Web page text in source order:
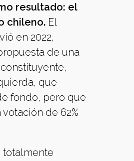
resultado: el
chileno. El
en 2022,
de una
que
fondo, pero que
de 62%
totalmente